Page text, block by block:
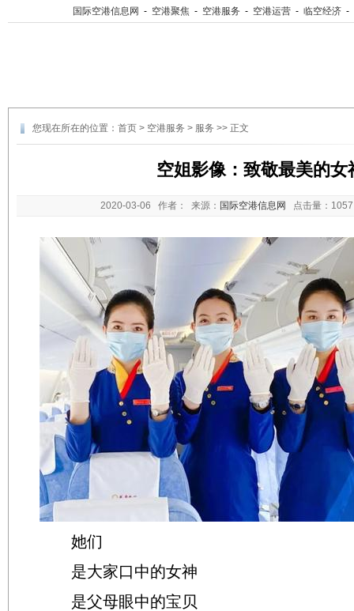
国际空港信息网 - 空港聚焦 - 空港服务 - 空港运营 - 临空经济 -
您现在所在的位置： 首页 > 空港服务 > 服务 >> 正文
空姐影像：致敬最美的女
2020-03-06 作者： 来源： 国际空港信息网 点击量：
她们
是大家口中的女神
是父母眼中的宝贝